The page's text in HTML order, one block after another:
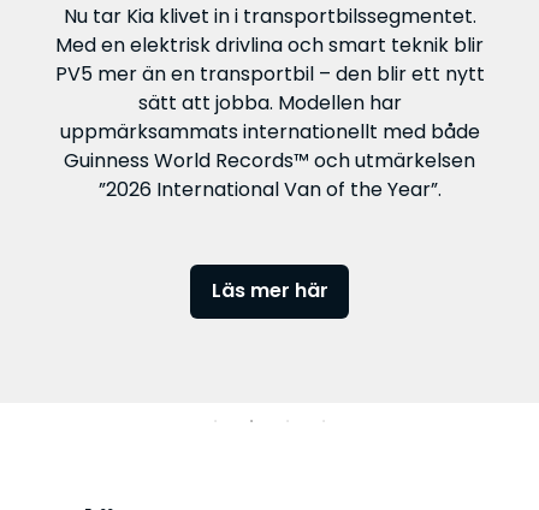
Upptäck våra sommarkampanjer
Nu tar Kia klivet in i transportbilssegmentet.
Med en elektrisk drivlina och smart teknik blir
PV5 mer än en transportbil – den blir ett nytt
sätt att jobba. Modellen har
uppmärksammats internationellt med både
Guinness World Records™ och utmärkelsen
”2026 International Van of the Year”.
Läs mer här
Läs vår historia och se filmen om Björkmans Bil.
Läs vår berättelse och se vår film här